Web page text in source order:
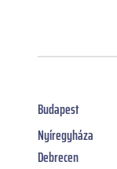
Budapest
Nyíregyháza
Debrecen